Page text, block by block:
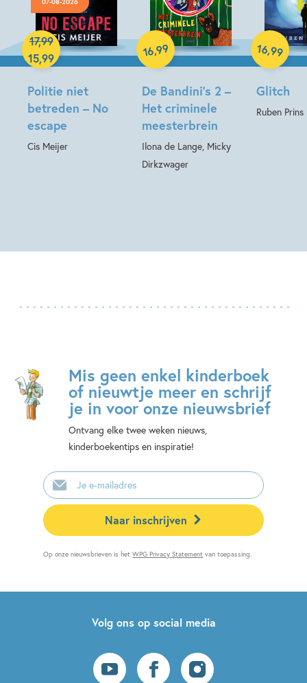
07-08-2026
Politie niet
betreden – No
escape
Cis Meijer
17,99
15,99
Hardcover
De Bandini’s 2 –
Het criminele
meesterbrein
Ilona de Lange, Micky
Dirkzwager
16,99
Hardcover
Glitch
Ruben Prins
16,99
Paperback
Mis geen enkel kinderboek
of nieuwtje meer en schrijf
je in voor onze nieuwsbrief
Ontvang elke twee weken nieuws,
kinderboekentips en inspiratie!
E-
mailadres
Naar inschrijven
Op onze nieuwsbrieven is hetWPG Privacy Statement van toepassing.
Volg ons op social media